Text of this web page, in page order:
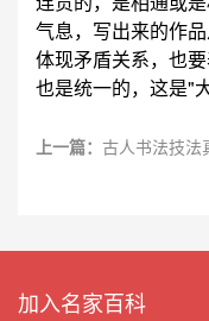
气息，写出来的作
体现矛盾关系，也
也是统一的，这是"
上一篇： 古人书法技法
加入名家百科